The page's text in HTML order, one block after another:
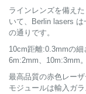
ラインレンズを備え
いて、Berlin lasers
の通りです。
10cm距離:0.3mmの細
6m:2mm、10m:3mm。
最高品質の赤色レー
モジュールは輸入ガ